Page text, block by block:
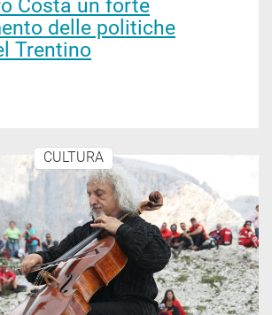
Costa un forte
delle politiche
Trentino
CULTURA